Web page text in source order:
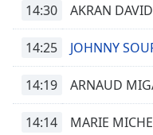
14:30 AKRAN
14:25 JOHNNY
14:19 ARNAUD
14:14 MARIE